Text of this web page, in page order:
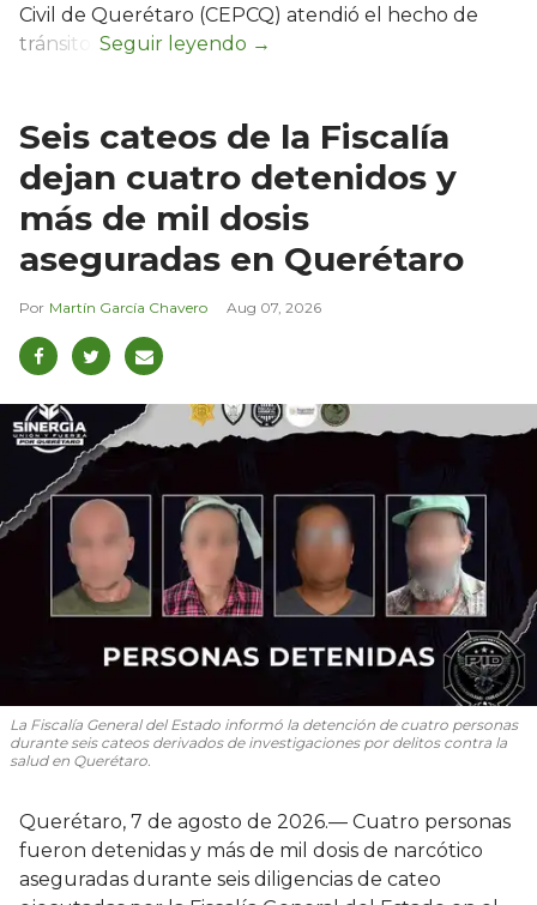
Civil de Querétaro (CEPCQ) atendió el hecho de
tránsito.
Seis cateos de la Fiscalía
dejan cuatro detenidos y
más de mil dosis
aseguradas en Querétaro
Martín García Chavero Aug 07, 2026
La Fiscalía General del Estado informó la detención de cuatro personas
durante seis cateos derivados de investigaciones por delitos contra la
salud en Querétaro.
Querétaro, 7 de agosto de 2026.— Cuatro personas
fueron detenidas y más de mil dosis de narcótico
aseguradas durante seis diligencias de cateo